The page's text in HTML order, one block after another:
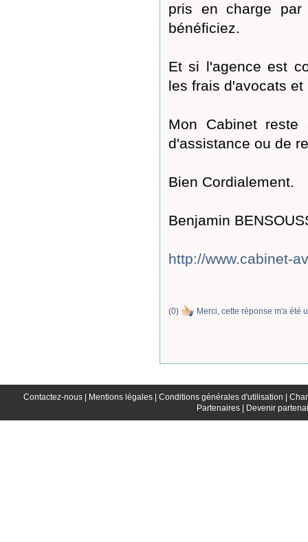
pris en charge par
bénéficiez.
Et si l'agence est
les frais d'avocats
Mon Cabinet
d'assistance ou de
Bien Cordialement.
Benjamin
http://www.cabinet-
(0) Merci, cette réponse m'a été
Contactez-nous | Mentions légales | Conditions générales d'utilisation |
Partenaires |
Devenir